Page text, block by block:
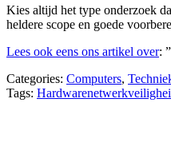
Kies altijd het type onderzoek
heldere scope en goede
Lees ook eens ons artikel over:
Categories: Computers,
Tags: Hardwarenetwerk